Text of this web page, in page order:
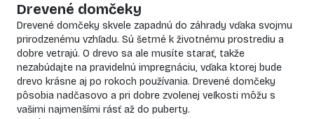
Drevené domčeky
Drevené domčeky skvele zapadnú do záhrady vďaka svojmu
prirodzenému vzhľadu. Sú šetrné k životnému prostrediu a
dobre vetrajú. O drevo sa ale musíte starať, takže
nezabúdajte na pravidelnú impregnáciu, vďaka ktorej bude
drevo krásne aj po rokoch používania. Drevené domčeky
pôsobia nadčasovo a pri dobre zvolenej veľkosti môžu s
vašimi najmenšími rásť až do puberty.